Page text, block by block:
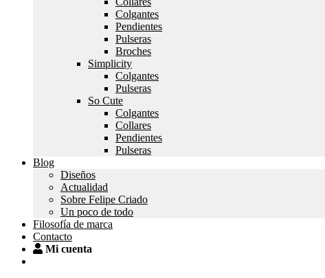
Colgantes
Pendientes
Pulseras
Broches
Simplicity
Colgantes
Pulseras
So Cute
Colgantes
Collares
Pendientes
Pulseras
Blog
Diseños
Actualidad
Sobre Felipe Criado
Un poco de todo
Filosofía de marca
Contacto
Mi cuenta